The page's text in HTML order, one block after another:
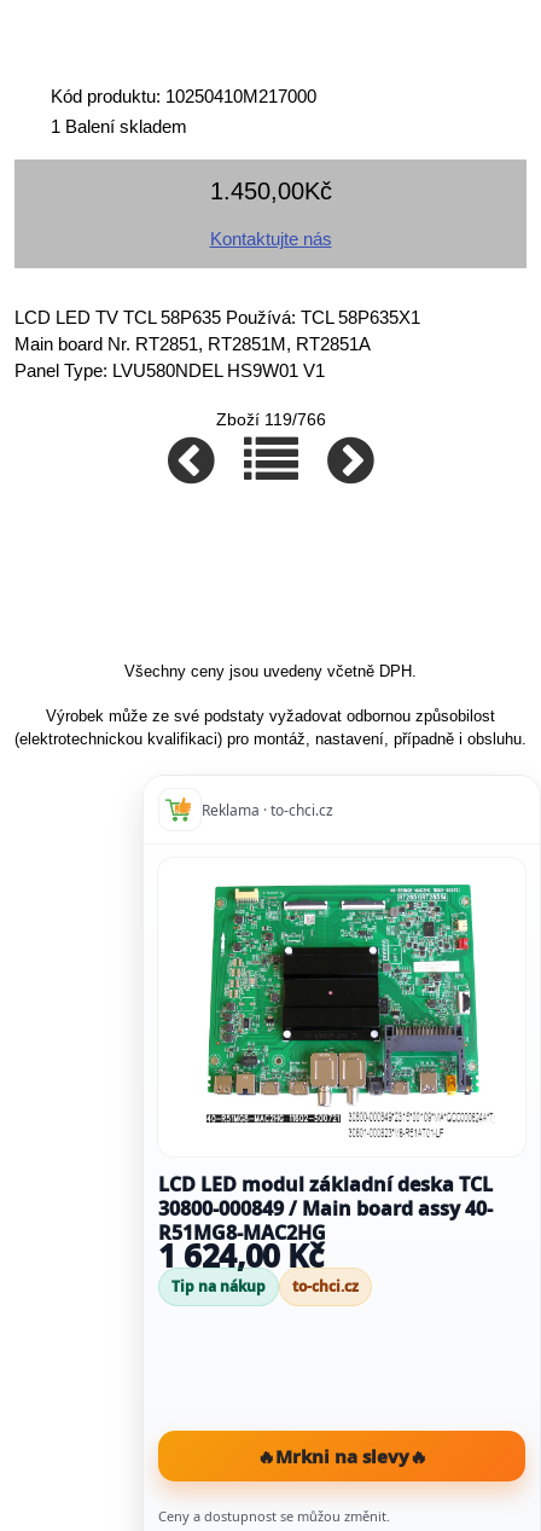
Kód produktu: 10250410M217000
1 Balení skladem
1.450,00Kč
Kontaktujte nás
LCD LED TV TCL 58P635 Používá: TCL 58P635X1
Main board Nr. RT2851, RT2851M, RT2851A
Panel Type: LVU580NDEL HS9W01 V1
Zboží 119/766
Všechny ceny jsou uvedeny včetně DPH.
Výrobek může ze své podstaty vyžadovat odbornou způsobilost
(elektrotechnickou kvalifikaci) pro montáž, nastavení, případně i obsluhu.
Reklama · to-chci.cz
LCD LED modul základní deska TCL
30800-000849 / Main board assy 40-
R51MG8-MAC2HG
1 624,00 Kč
Tip na nákup to-chci.cz
🔥Mrkni na slevy🔥
Ceny a dostupnost se můžou změnit.